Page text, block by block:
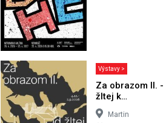
Výstavy >
Za obrazom II. -
žltej k…
Martin